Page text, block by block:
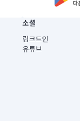
소셜
링크드인
유튜브